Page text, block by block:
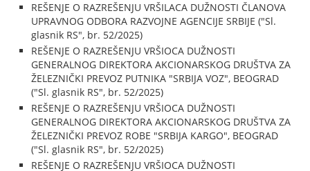
REŠENJE O RAZREŠENJU VRŠILACA DUŽNOSTI ČLANOVA
UPRAVNOG ODBORA RAZVOJNE AGENCIJE SRBIJE ("Sl.
glasnik RS", br. 52/2025)
REŠENJE O RAZREŠENJU VRŠIOCA DUŽNOSTI
GENERALNOG DIREKTORA AKCIONARSKOG DRUŠTVA ZA
ŽELEZNIČKI PREVOZ PUTNIKA "SRBIJA VOZ", BEOGRAD
("Sl. glasnik RS", br. 52/2025)
REŠENJE O RAZREŠENJU VRŠIOCA DUŽNOSTI
GENERALNOG DIREKTORA AKCIONARSKOG DRUŠTVA ZA
ŽELEZNIČKI PREVOZ ROBE "SRBIJA KARGO", BEOGRAD
("Sl. glasnik RS", br. 52/2025)
REŠENJE O RAZREŠENJU VRŠIOCA DUŽNOSTI